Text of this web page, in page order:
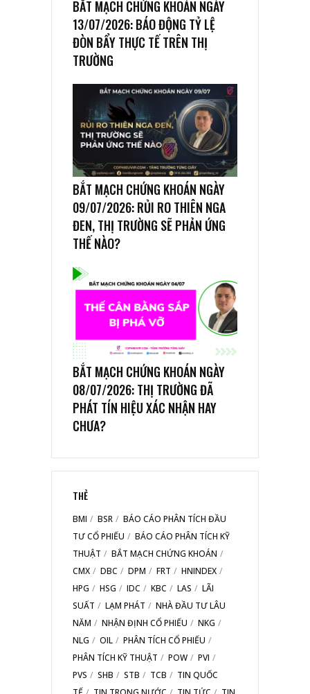
BẮT MẠCH CHỨNG KHOÁN NGÀY
13/07/2026: BÁO ĐỘNG TỶ LỆ
ĐÒN BẨY THỰC TẾ TRÊN THỊ
TRƯỜNG
BẮT MẠCH CHỨNG KHOÁN NGÀY
09/07/2026: RỦI RO THIÊN NGA
ĐEN, THỊ TRƯỜNG SẼ PHẢN ỨNG
THẾ NÀO?
BẮT MẠCH CHỨNG KHOÁN NGÀY
08/07/2026: THỊ TRƯỜNG ĐÃ
PHÁT TÍN HIỆU XÁC NHẬN HAY
CHƯA?
THẺ
BMI BSR
BÁO CÁO PHÂN TÍCH ĐẦU
TƯ CỔ PHIẾU
BÁO CÁO PHÂN TÍCH KỸ
THUẬT
BẮT MẠCH CHỨNG KHOÁN
CMX
DBC DPM FRT
HNINDEX
HPG
HSG IDC KBC LAS
LÃI
SUẤT
LẠM PHÁT
NHÀ ĐẦU TƯ LÂU
NĂM
NHẬN ĐỊNH CỔ PHIẾU
NKG
NLG
OIL
PHÂN TÍCH CỔ PHIẾU
PHÂN TÍCH KỸ THUẬT
POW
PVI
PVS
SHB STB TCB
TIN QUỐC